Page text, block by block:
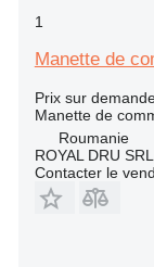
1
Manette de
Prix sur
Manette de
Roumanie
ROYAL DRU SRL
Contacter le